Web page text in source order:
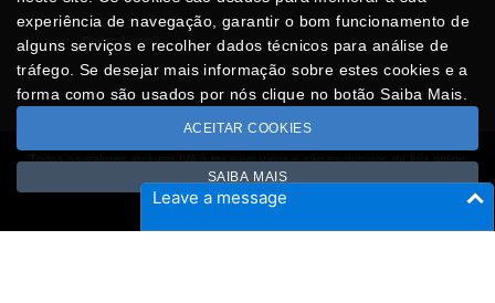
Leave a message
Posso Ajudar?
Todos os valores incluem IVA à taxa em vigor e são exclusivos da loja online
Copyright © CASACARMINHO.com 2026
Desenvolvido porOptimeios
experiência de navegação, garantir o bom funcionamento de
alguns serviços e recolher dados técnicos para análise de
tráfego. Se desejar mais informação sobre estes cookies e a
forma como são usados por nós clique no botão Saiba Mais.
ACEITAR COOKIES
SAIBA MAIS